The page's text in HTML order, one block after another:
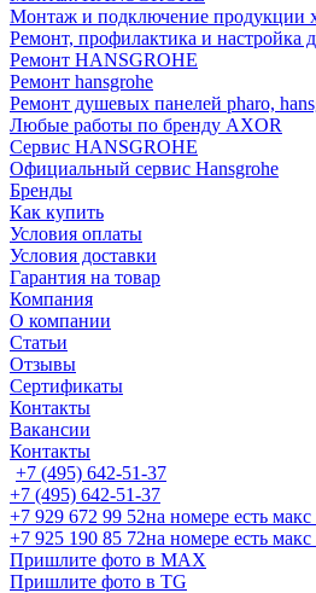
Монтаж и подключение продукции
Ремонт, профилактика и настройка
Ремонт HANSGROHE
Ремонт hansgrohe
Ремонт душевых панелей pharo,
Любые работы по бренду AXOR
Сервис HANSGROHE
Официальный сервис Hansgrohe
Бренды
Как купить
Условия оплаты
Условия доставки
Гарантия на товар
Компания
О компании
Статьи
Отзывы
Сертификаты
Контакты
Вакансии
Контакты
+7 (495) 642-51-37
+7 (495) 642-51-37
+7 929 672 99 52на номере есть
+7 925 190 85 72на номере есть
Пришлите фото в MAX
Пришлите фото в TG